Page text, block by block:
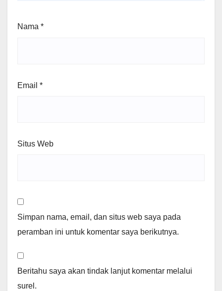
Nama *
Email *
Situs Web
Simpan nama, email, dan situs web saya pada
peramban ini untuk komentar saya berikutnya.
Beritahu saya akan tindak lanjut komentar melalui
surel.